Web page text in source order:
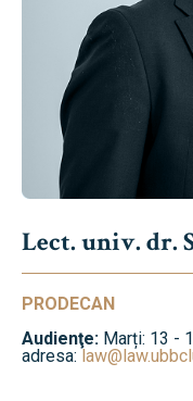
Lect. univ. dr.
PRODECAN
Audienţe: Marți: 13 -
adresa: